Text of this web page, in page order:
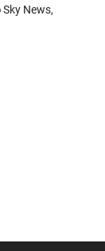
News,